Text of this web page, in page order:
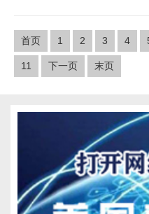
首页 1 2 3 4
11 下一页 末页